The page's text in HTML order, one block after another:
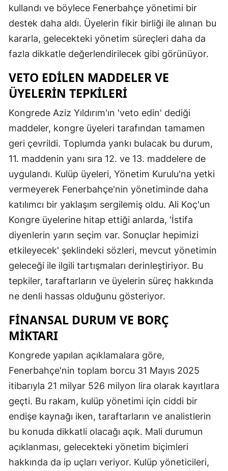
kullandı ve böylece Fenerbahçe yönetimi bir
destek daha aldı. Üyelerin fikir birliği ile alınan bu
kararla, gelecekteki yönetim süreçleri daha da
fazla dikkatle değerlendirilecek gibi görünüyor.
VETO EDILEN MADDELER VE
ÜYELERIN TEPKILERI
Kongrede Aziz Yıldırım'ın 'veto edin' dediği
maddeler, kongre üyeleri tarafından tamamen
geri çevrildi. Toplumda yankı bulacak bu durum,
11. maddenin yanı sıra 12. ve 13. maddelere de
uygulandı. Kulüp üyeleri, Yönetim Kurulu'na yetki
vermeyerek Fenerbahçe'nin yönetiminde daha
katılımcı bir yaklaşım sergilemiş oldu. Ali Koç'un
Kongre üyelerine hitap ettiği anlarda, 'İstifa
diyenlerin yarın seçim var. Sonuçlar hepimizi
etkileyecek' şeklindeki sözleri, mevcut yönetimin
geleceği ile ilgili tartışmaları derinleştiriyor. Bu
tepkiler, taraftarların ve üyelerin süreç hakkında
ne denli hassas olduğunu gösteriyor.
FINANSAL DURUM VE BORÇ
MIKTARI
Kongrede yapılan açıklamalara göre,
Fenerbahçe'nin toplam borcu 31 Mayıs 2025
itibarıyla 21 milyar 526 milyon lira olarak kayıtlara
geçti. Bu rakam, kulüp yönetimi için ciddi bir
endişe kaynağı iken, taraftarların ve analistlerin
bu konuda dikkatli olacağı açık. Mali durumun
açıklanması, gelecekteki yönetim biçimleri
hakkında da ip uçları veriyor. Kulüp yöneticileri,